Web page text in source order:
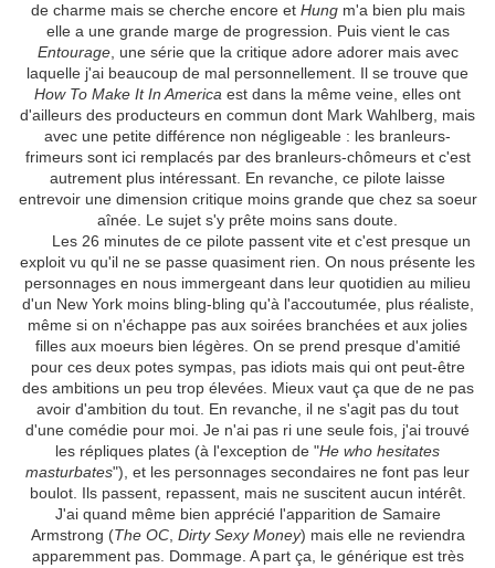
de charme mais se cherche encore et Hungm'a bien plu mais
elle a une grande marge de progression. Puis vient le cas
Entourage, une série que la critique adore adorer mais avec
laquelle j'ai beaucoup de mal personnellement. Il se trouve que
How To Make It In America est dans la même veine, elles ont
d'ailleurs des producteurs en commun dont Mark Wahlberg, mais
avec une petite différence non négligeable : les branleurs-
frimeurs sont ici remplacés par des branleurs-chômeurs et c'est
autrement plus intéressant. En revanche, ce pilote laisse
entrevoir une dimension critique moins grande que chez sa soeur
aînée. Le sujet s'y prête moins sans doute.
Les 26 minutes de ce pilote passent vite et c'est presque un
exploit vu qu'il ne se passe quasiment rien. On nous présente les
personnages en nous immergeant dans leur quotidien au milieu
d'un New York moins bling-bling qu'à l'accoutumée, plus réaliste,
même si on n'échappe pas aux soirées branchées et aux jolies
filles aux moeurs bien légères. On se prend presque d'amitié
pour ces deux potes sympas, pas idiots mais qui ont peut-être
des ambitions un peu trop élevées. Mieux vaut ça que de ne pas
avoir d'ambition du tout. En revanche, il ne s'agit pas du tout
d'une comédie pour moi. Je n'ai pas ri une seule fois, j'ai trouvé
les répliques plates (à l'exception de "He who hesitates
masturbates"), et les personnages secondaires ne font pas leur
boulot. Ils passent, repassent, mais ne suscitent aucun intérêt.
J'ai quand même bien apprécié l'apparition de Samaire
Armstrong (The OC, Dirty Sexy Money) mais elle ne reviendra
apparemment pas. Dommage. A part ça, le générique est très